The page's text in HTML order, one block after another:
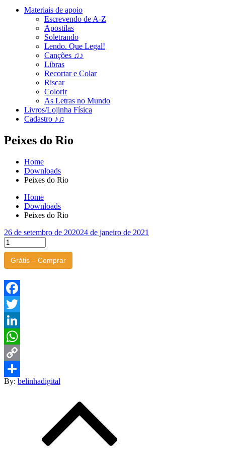
Materiais de apoio
Escrevendo de A-Z
Apostilas
Soletrando
Lendo. Que Legal!
Canções ♫♪
Libras
Recortar e Colar
Riscar
Colorir
As Letras no Mundo
Livros/Lojinha Física
Cadastro ♪♫
Peixes do Rio
Home
Downloads
Peixes do Rio
Home
Downloads
Peixes do Rio
Posted
on
26 de setembro de 202024 de janeiro de 2021
Facebook
Twitter
LinkedIn
WhatsApp
Copy
Link
Compartilhar
By: belinhadigital